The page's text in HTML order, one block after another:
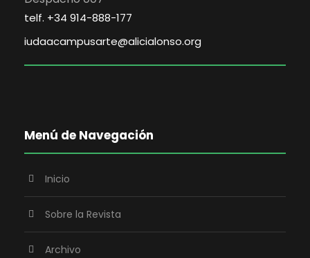
telf. +34 914-888-177
iudaacampusarte@alicialonso.org
Menú de Navegación
Inicio
Sobre la Revista
Archivo